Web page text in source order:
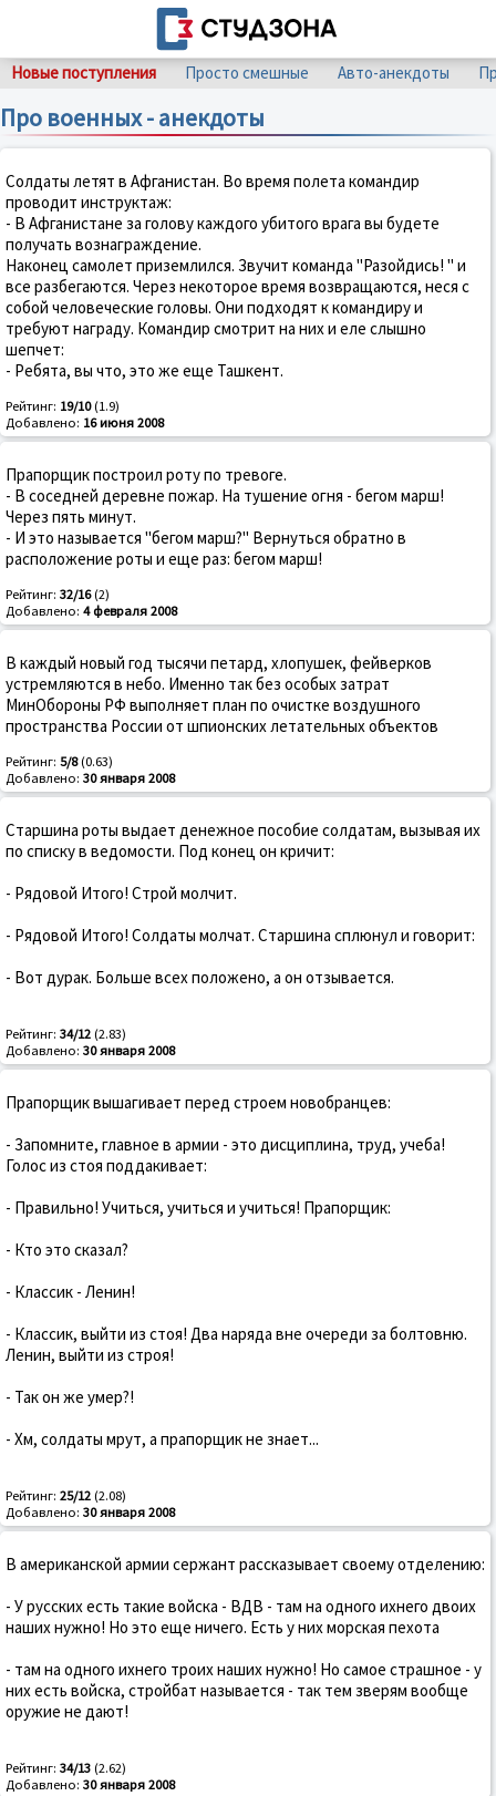
Новые поступления Просто смешные Авто-анекдоты
Про военных - анекдоты
Солдаты летят в Афганистан. Во время полета командир
проводит инструктаж:
- В Афганистане за голову каждого убитого врага вы будете
получать вознаграждение.
Наконец самолет приземлился. Звучит команда "Разойдись! " и
все разбегаются. Через некоторое время возвращаются, неся с
собой человеческие головы. Они подходят к командиру и
требуют награду. Командир смотрит на них и еле слышно
шепчет:
- Ребята, вы что, это же еще Ташкент.
Рейтинг: 19/10(1.9)
Добавлено: 16 июня 2008
Прапорщик построил роту по тревоге.
- В соседней деревне пожар. На тушение огня - бегом марш!
Через пять минут.
- И это называется "бегом марш?" Вернуться обратно в
расположение роты и еще раз: бегом марш!
Рейтинг: 32/16(2)
Добавлено: 4 февраля 2008
В каждый новый год тысячи петард, хлопушек, фейверков
устремляются в небо. Именно так без особых затрат
МинОбороны РФ выполняет план по очистке воздушного
пространства России от шпионских летательных объектов
Рейтинг: 5/8(0.63)
Добавлено: 30 января 2008
Старшина роты выдает денежное пособие солдатам, вызывая их
по списку в ведомости. Под конец он кричит:
- Рядовой Итого! Строй молчит.
- Рядовой Итого! Солдаты молчат. Старшина сплюнул и говорит:
- Вот дурак. Больше всех положено, а он отзывается.
Рейтинг: 34/12 (2.83)
Добавлено: 30 января 2008
Прапорщик вышагивает перед строем новобранцев:
- Запомните, главное в армии - это дисциплина, труд, учеба!
Голос из стоя поддакивает:
- Правильно! Учиться, учиться и учиться! Прапорщик:
- Кто это сказал?
- Классик - Ленин!
- Классик, выйти из стоя! Два наряда вне очереди за болтовню.
Ленин, выйти из строя!
- Так он же умер?!
- Хм, солдаты мрут, а прапорщик не знает...
Рейтинг: 25/12 (2.08)
Добавлено: 30 января 2008
В американской армии сержант рассказывает своему отделению:
- У русских есть такие войска - ВДВ - там на одного ихнего двоих
наших нужно! Но это еще ничего. Есть у них морская пехота
- там на одного ихнего троих наших нужно! Но самое страшное - у
них есть войска, стройбат называется - так тем зверям вообще
оружие не дают!
Рейтинг: 34/13 (2.62)
Добавлено: 30 января 2008